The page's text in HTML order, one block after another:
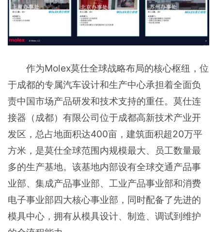
作为Molex莫仕全球战略布局的核心枢纽，位
于成都的专属汽车设计和生产中心承担着全面负
责中国市场产品研发和技术支持的重任。莫仕连
接器（成都）有限公司位于成都高新技术产业开
发区，总占地面积达400亩，建筑面积超20万平
方米，是莫仕全球范围内规模最大、员工数量最
多的生产基地。该基地内部设有全球交通产品事
业部、集成产品事业部、工业产品事业部和消费
电子事业部四大核心事业部，同时配备了先进的
模具中心，拥有从模具设计、制造、调试到维护